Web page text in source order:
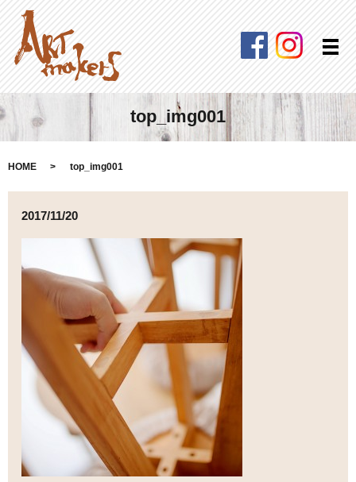
Facebook
メ
top_img001
HOME top_img001
2017/11/20